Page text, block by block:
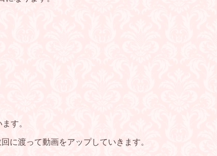
す。
に渡って動画をアップしていきます。